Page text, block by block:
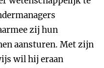
zij hun
aansturen. Met zijn
wil hij eraan